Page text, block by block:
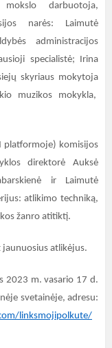
mokslo darbuotoja,
narės: Laimutė
administracijos
specialistė; Irina
skyriaus mokytoja
muzikos mokykla,
platformoje) komisijos
direktorė Auksė
ir Laimutė
atlikimo techniką,
žanro atitiktį.
atlikėjus.
2023 m. vasario 17 d.
svetainėje, adresu:
linksmojipolkute/